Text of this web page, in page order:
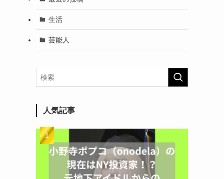
生活
芸能人
人気記事